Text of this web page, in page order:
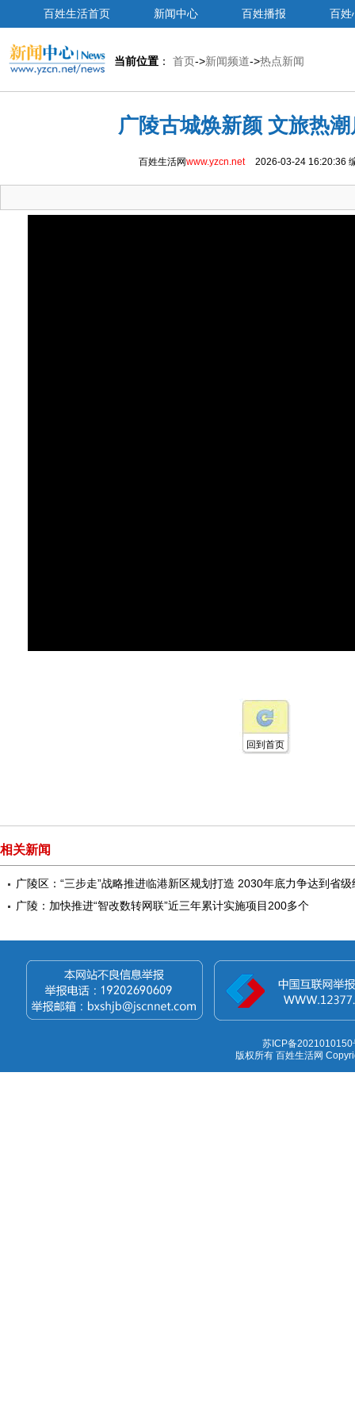
百姓生活首页 新闻中心 百姓播报 百姓
当前位置： 首页->新闻频道->热点新闻
广陵古城焕新颜 文旅热
百姓生活网www.yzcn.net 2026-03-24 16:20:36
回到首页
相关新闻
广陵区：“三步走”战略推进临港新区规划打造 2030年底力争达到省
广陵：加快推进“智改数转网联”近三年累计实施项目200多个
苏ICP备2021010150
版权所有 百姓生活网